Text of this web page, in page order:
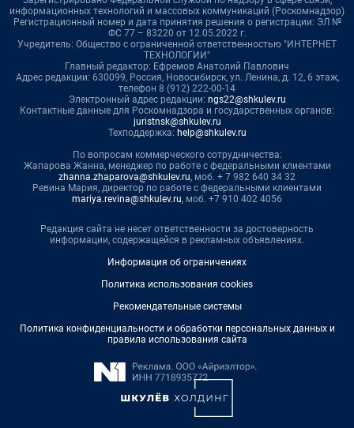
информационных технологий и массовых коммуникаций (Роскомнадзор)
Регистрационный номер и дата принятия решения о регистрации: ЭЛ №
ФС 77 – 83220 от 12.05.2022 г.
Учредитель: Общество с ограниченной ответственностью "ИНТЕРНЕТ
ТЕХНОЛОГИИ"
Главный редактор: Ефремов Анатолий Павлович
Адрес редакции: 630099, Россия, Новосибирск, ул. Ленина, д. 12, 6 этаж,
телефон 8 (912) 222-00-14
Электронный адрес редакции: ngs22@shkulev.ru
Контактные данные для Роскомнадзора и государственных органов:
juristnsk@shkulev.ru
Техподдержка: help@shkulev.ru
По вопросам коммерческого сотрудничества:
Жапарова Жанна, менеджер по работе с федеральными клиентами
zhanna.zhaparova@shkulev.ru, моб. + 7 982 640 34 32
Ревина Мария, директор по работе с федеральными клиентами
mariya.revina@shkulev.ru, моб. +7 910 402 4056
Редакция сайта не несет ответственности за достоверность
информации, содержащейся в рекламных объявлениях.
Информация об ограничениях
Политика использования cookies
Рекомендательные системы
Политика конфиденциальности и обработки персональных данных и
правила использования сайта